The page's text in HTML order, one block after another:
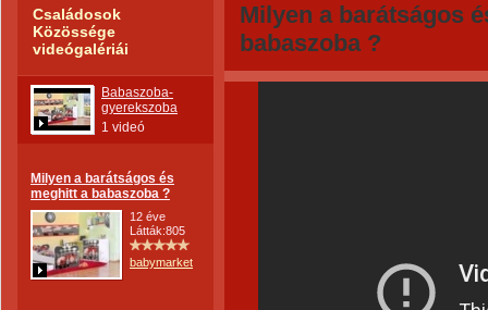
Családosok
Közössége
videógalériái
Babaszoba-
gyerekszoba
1 videó
Milyen a barátságos és
meghitt a babaszoba ?
12 éve
Látták:805
babymarket
Milyen a barátságos
babaszoba ?